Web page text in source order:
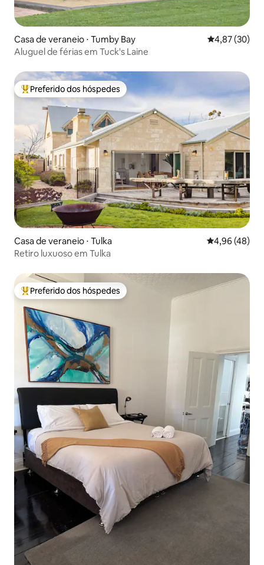
Casa de veraneio ⋅ Tumby Bay 4,87 de uma
4,87 (30)
Aluguel de férias em Tuck's Laine
Entre os melhores preferidos dos hóspedes
Preferido dos hóspedes
Casa de veraneio ⋅ Tulka 4,96 de uma
4,96 (48)
Retiro luxuoso em Tulka
Entre os melhores preferidos dos hóspedes
Preferido dos hóspedes